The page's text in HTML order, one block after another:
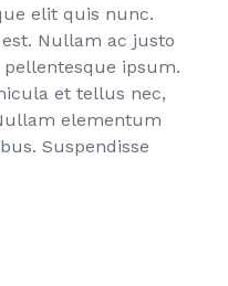
elit quis nunc.
Nullam ac justo
ipsum.
et tellus nec,
elementum
Suspendisse